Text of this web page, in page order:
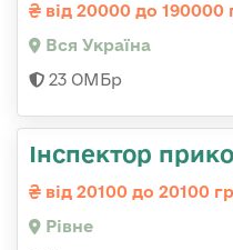
від 20000 до 190000
Вся Україна
23 ОМБр
Інспектор
від 20100 до 20100
Рівне